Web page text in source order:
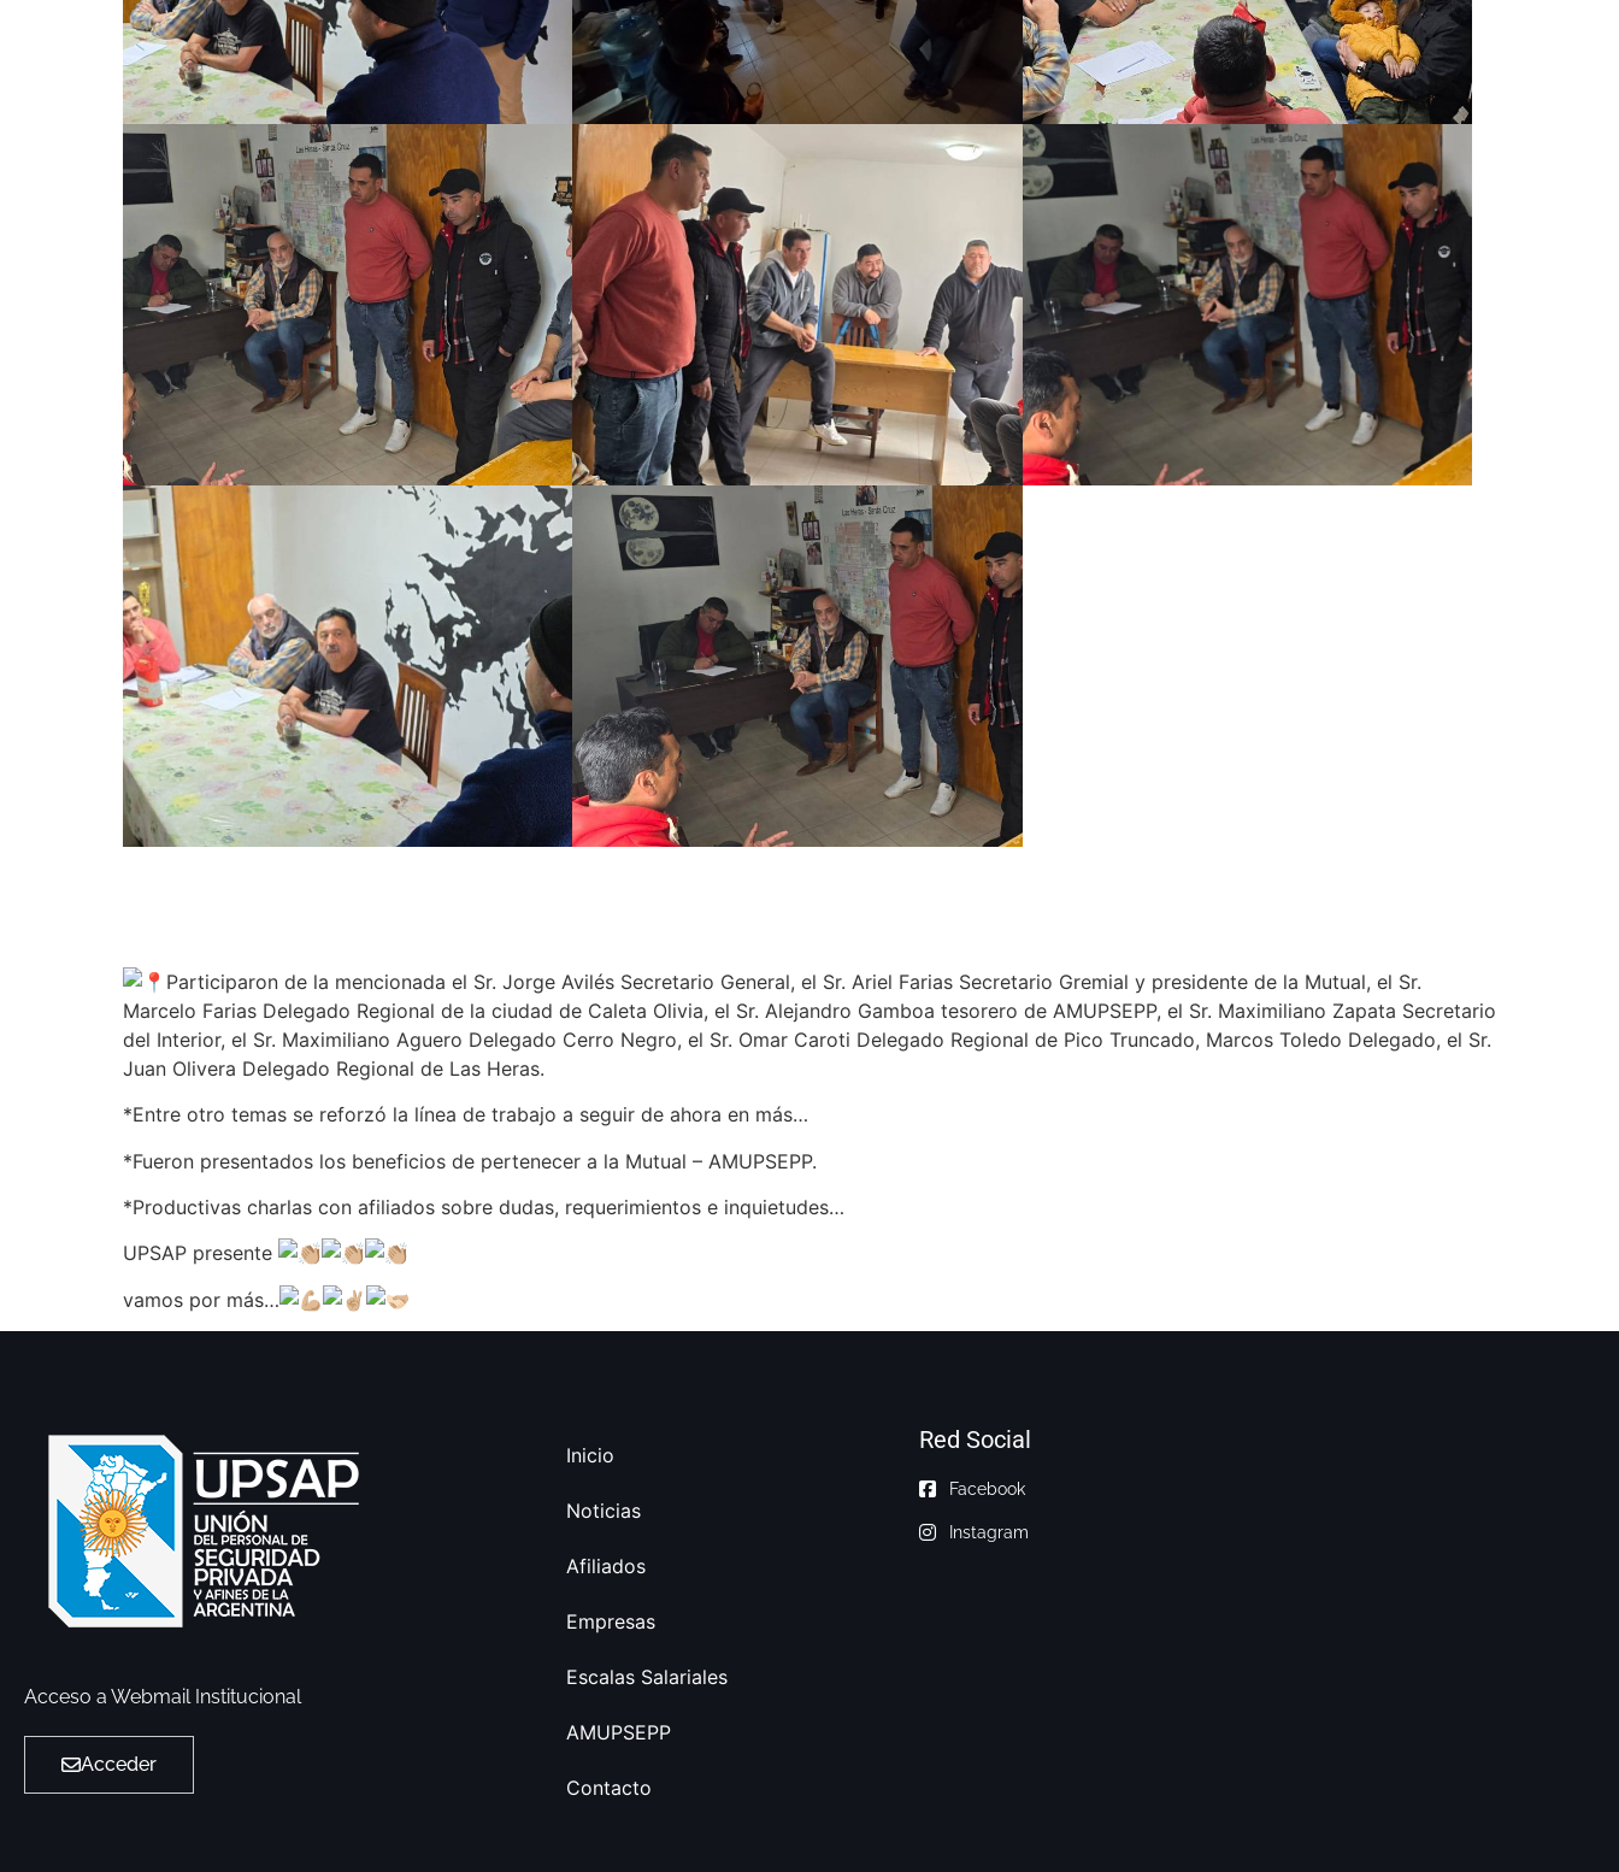
Participaron de la mencionada el Sr. Jorge Avilés Secretario General, el Sr. Ariel Farias Secretario Gremial y presidente de la Mutual, el Sr.
Marcelo Farias Delegado Regional de la ciudad de Caleta Olivia, el Sr. Alejandro Gamboa tesorero de AMUPSEPP, el Sr. Maximiliano Zapata Secretario
del Interior, el Sr. Maximiliano Aguero Delegado Cerro Negro, el Sr. Omar Caroti Delegado Regional de Pico Truncado, Marcos Toledo Delegado, el Sr.
Juan Olivera Delegado Regional de Las Heras.
*Entre otro temas se reforzó la línea de trabajo a seguir de ahora en más…
*Fueron presentados los beneficios de pertenecer a la Mutual – AMUPSEPP.
*Productivas charlas con afiliados sobre dudas, requerimientos e inquietudes…
UPSAP presente
vamos por más…
Acceso a Webmail Institucional
Acceder
Inicio
Noticias
Afiliados
Empresas
Escalas Salariales
AMUPSEPP
Contacto
Red Social
Facebook
Instagram